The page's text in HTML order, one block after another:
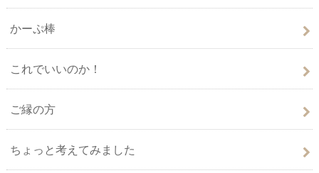
かーぷ棒
これでいいのか！
ご縁の方
ちょっと考えてみました